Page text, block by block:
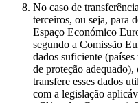
No caso de
terceiros, ou seja, para
Espaço Económico
segundo a Comissão
dados suficiente
de proteção
transfere esses dados
com a legislação